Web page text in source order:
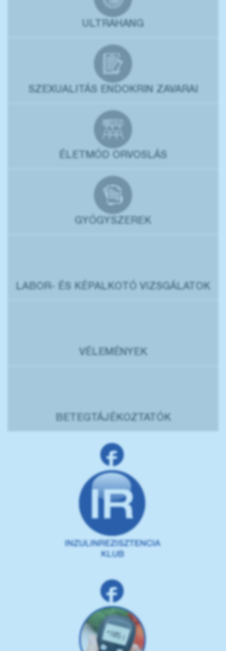
ULTRAHANG
SZEXUALITÁS ENDOKRIN ZAVARAI
ÉLETMÓD ORVOSLÁS
GYÓGYSZEREK
LABOR- ÉS KÉPALKOTÓ VIZSGÁLATOK
VÉLEMÉNYEK
BETEGTÁJÉKOZTATÓK